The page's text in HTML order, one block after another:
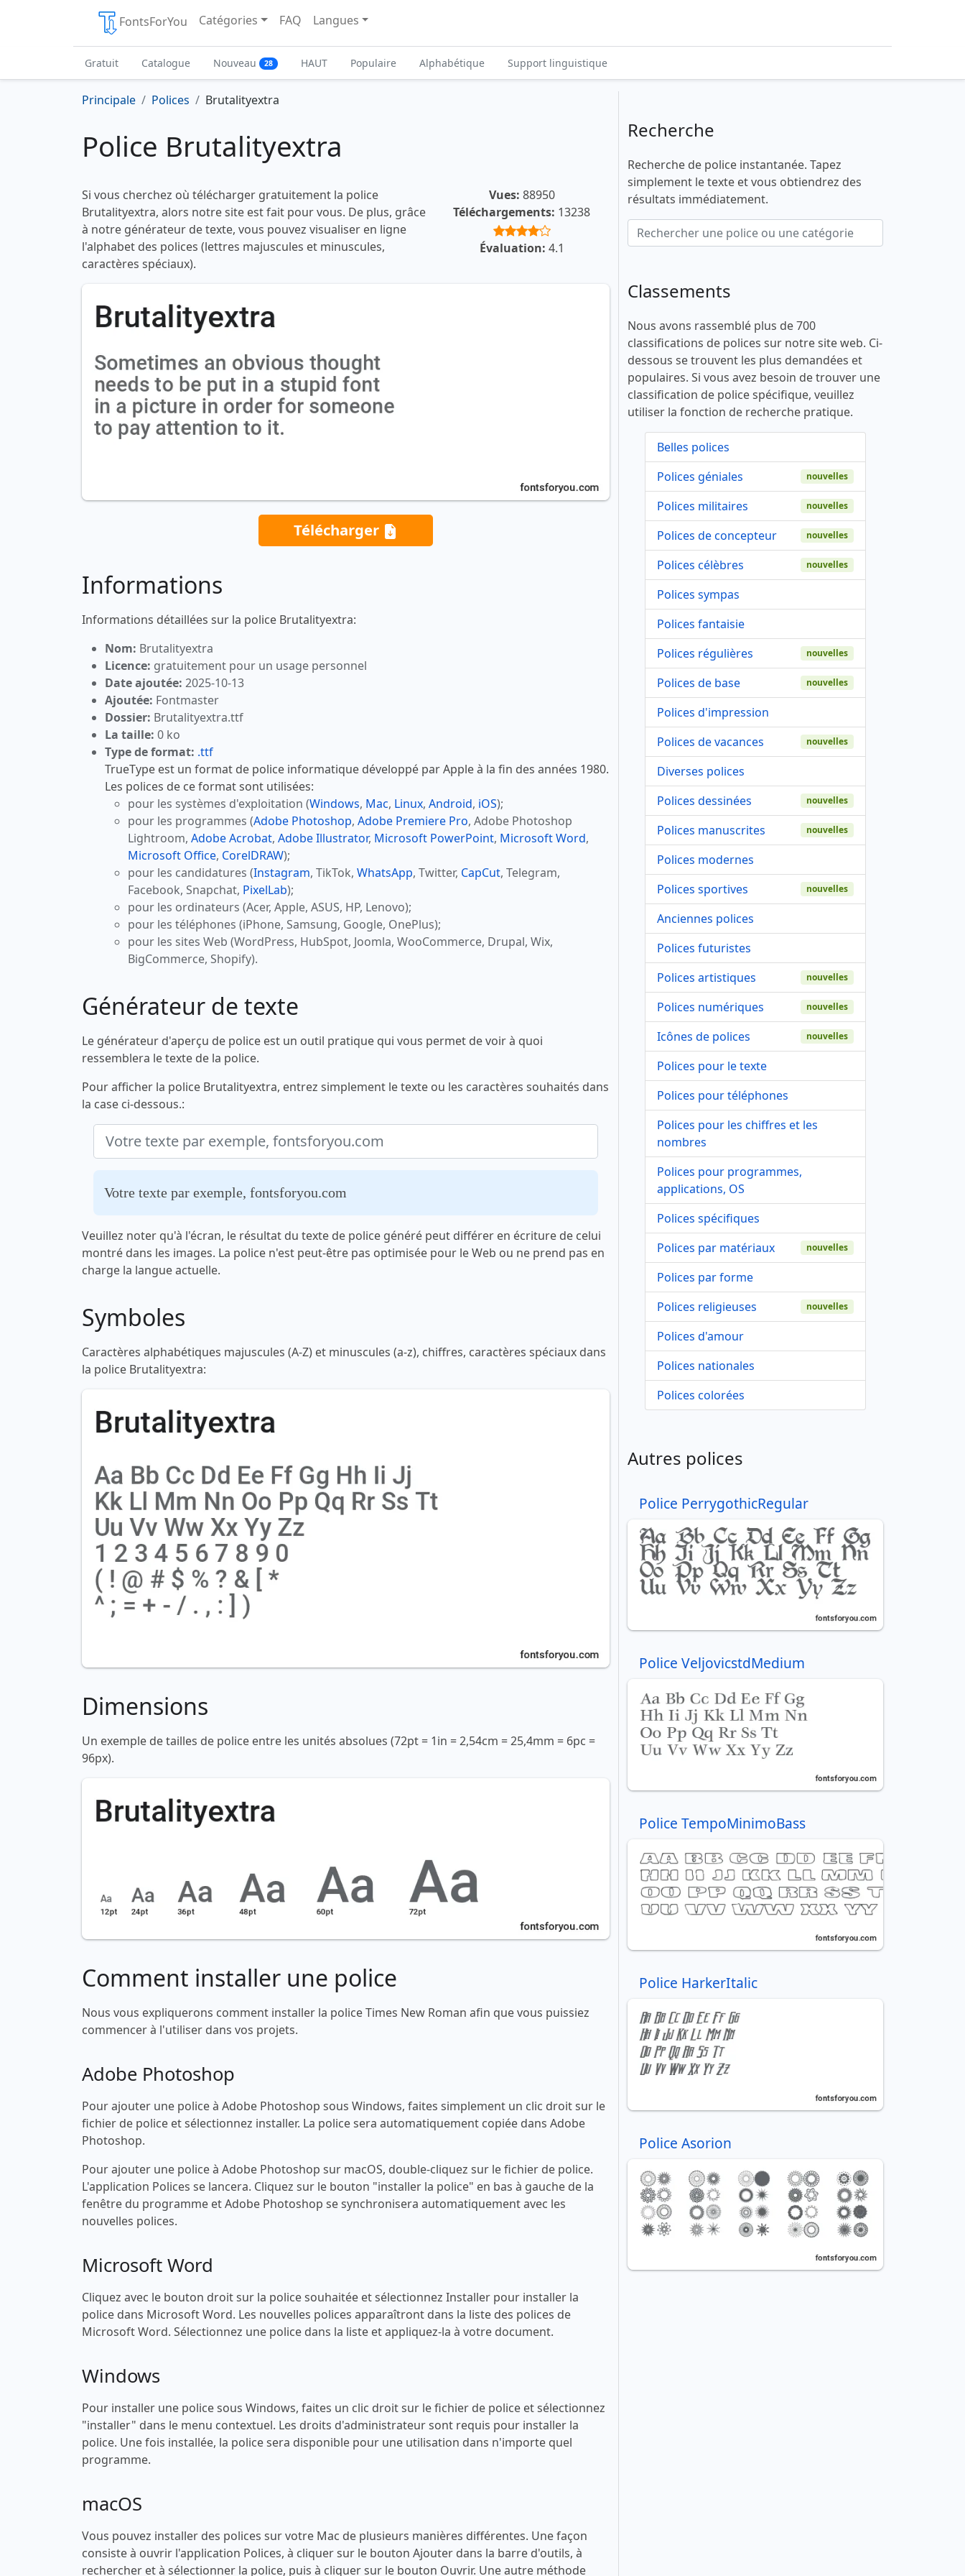
FontsForYou Catégories FAQ Langues
Gratuit Catalogue Nouveau 28 HAUT Populaire Alphabétique Support linguistique
Principale Polices Brutalityextra
Police Brutalityextra
Si vous cherchez où télécharger gratuitement la police
Brutalityextra, alors notre site est fait pour vous. De plus, grâce
à notre générateur de texte, vous pouvez visualiser en ligne
l'alphabet des polices (lettres majuscules et minuscules,
caractères spéciaux).
Vues: 88950
Téléchargements: 13238
Évaluation: 4.1
Télécharger
Informations
Informations détaillées sur la police Brutalityextra:
Nom: Brutalityextra
Licence: gratuitement pour un usage personnel
Date ajoutée: 2025-10-13
Ajoutée: Fontmaster
Dossier: Brutalityextra.ttf
La taille: 0 ko
Type de format: .ttf
TrueType est un format de police informatique développé par Apple à la fin des années 1980.
Les polices de ce format sont utilisées:
pour les systèmes d'exploitation (Windows, Mac, Linux, Android, iOS);
pour les programmes (Adobe Photoshop, Adobe Premiere Pro, Adobe Photoshop
Lightroom, Adobe Acrobat, Adobe Illustrator, Microsoft PowerPoint, Microsoft Word,
Microsoft Office, CorelDRAW);
pour les candidatures (Instagram, TikTok, WhatsApp, Twitter, CapCut, Telegram,
Facebook, Snapchat, PixelLab);
pour les ordinateurs (Acer, Apple, ASUS, HP, Lenovo);
pour les téléphones (iPhone, Samsung, Google, OnePlus);
pour les sites Web (WordPress, HubSpot, Joomla, WooCommerce, Drupal, Wix,
BigCommerce, Shopify).
Générateur de texte
Le générateur d'aperçu de police est un outil pratique qui vous permet de voir à quoi
ressemblera le texte de la police.
Pour afficher la police Brutalityextra, entrez simplement le texte ou les caractères souhaités dans
la case ci-dessous.:
Votre texte par exemple, fontsforyou.com
Veuillez noter qu'à l'écran, le résultat du texte de police généré peut différer en écriture de celui
montré dans les images. La police n'est peut-être pas optimisée pour le Web ou ne prend pas en
charge la langue actuelle.
Symboles
Caractères alphabétiques majuscules (A-Z) et minuscules (a-z), chiffres, caractères spéciaux dans
la police Brutalityextra:
Dimensions
Un exemple de tailles de police entre les unités absolues (72pt = 1in = 2,54cm = 25,4mm = 6pc =
96px).
Comment installer une police
Nous vous expliquerons comment installer la police Times New Roman afin que vous puissiez
commencer à l'utiliser dans vos projets.
Adobe Photoshop
Pour ajouter une police à Adobe Photoshop sous Windows, faites simplement un clic droit sur le
fichier de police et sélectionnez installer. La police sera automatiquement copiée dans Adobe
Photoshop.
Pour ajouter une police à Adobe Photoshop sur macOS, double-cliquez sur le fichier de police.
L'application Polices se lancera. Cliquez sur le bouton "installer la police" en bas à gauche de la
fenêtre du programme et Adobe Photoshop se synchronisera automatiquement avec les
nouvelles polices.
Microsoft Word
Cliquez avec le bouton droit sur la police souhaitée et sélectionnez Installer pour installer la
police dans Microsoft Word. Les nouvelles polices apparaîtront dans la liste des polices de
Microsoft Word. Sélectionnez une police dans la liste et appliquez-la à votre document.
Windows
Pour installer une police sous Windows, faites un clic droit sur le fichier de police et sélectionnez
"installer" dans le menu contextuel. Les droits d'administrateur sont requis pour installer la
police. Une fois installée, la police sera disponible pour une utilisation dans n'importe quel
programme.
macOS
Vous pouvez installer des polices sur votre Mac de plusieurs manières différentes. Une façon
consiste à ouvrir l'application Polices, à cliquer sur le bouton Ajouter dans la barre d'outils, à
rechercher et à sélectionner la police, puis à cliquer sur le bouton Ouvrir. Une autre méthode
Recherche
Recherche de police instantanée. Tapez
simplement le texte et vous obtiendrez des
résultats immédiatement.
Classements
Nous avons rassemblé plus de 700
classifications de polices sur notre site web. Ci-
dessous se trouvent les plus demandées et
populaires. Si vous avez besoin de trouver une
classification de police spécifique, veuillez
utiliser la fonction de recherche pratique.
Belles polices
Polices géniales
nouvelles
Polices militaires nouvelles
Polices de concepteur nouvelles
Polices célèbres nouvelles
Polices sympas
Polices fantaisie
Polices régulières
nouvelles
Polices de base nouvelles
Polices d'impression
Polices de vacances
nouvelles
Diverses polices
Polices dessinées
nouvelles
Polices manuscrites nouvelles
Polices modernes
Polices sportives
nouvelles
Anciennes polices
Polices futuristes
Polices artistiques
nouvelles
Polices numériques nouvelles
Icônes de polices nouvelles
Polices pour le texte
Polices pour téléphones
Polices pour les chiffres et les
nombres
Polices pour programmes,
applications, OS
Polices spécifiques
Polices par matériaux
nouvelles
Polices par forme
Polices religieuses
nouvelles
Polices d'amour
Polices nationales
Polices colorées
Autres polices
Police PerrygothicRegular
Police VeljovicstdMedium
Police TempoMinimoBass
Police HarkerItalic
Police Asorion